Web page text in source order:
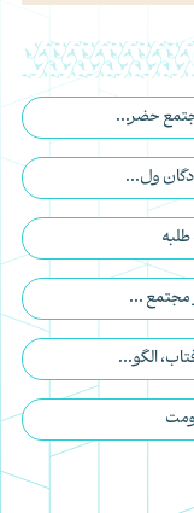
حضر...
ول...
مجتمع ...
الگو...